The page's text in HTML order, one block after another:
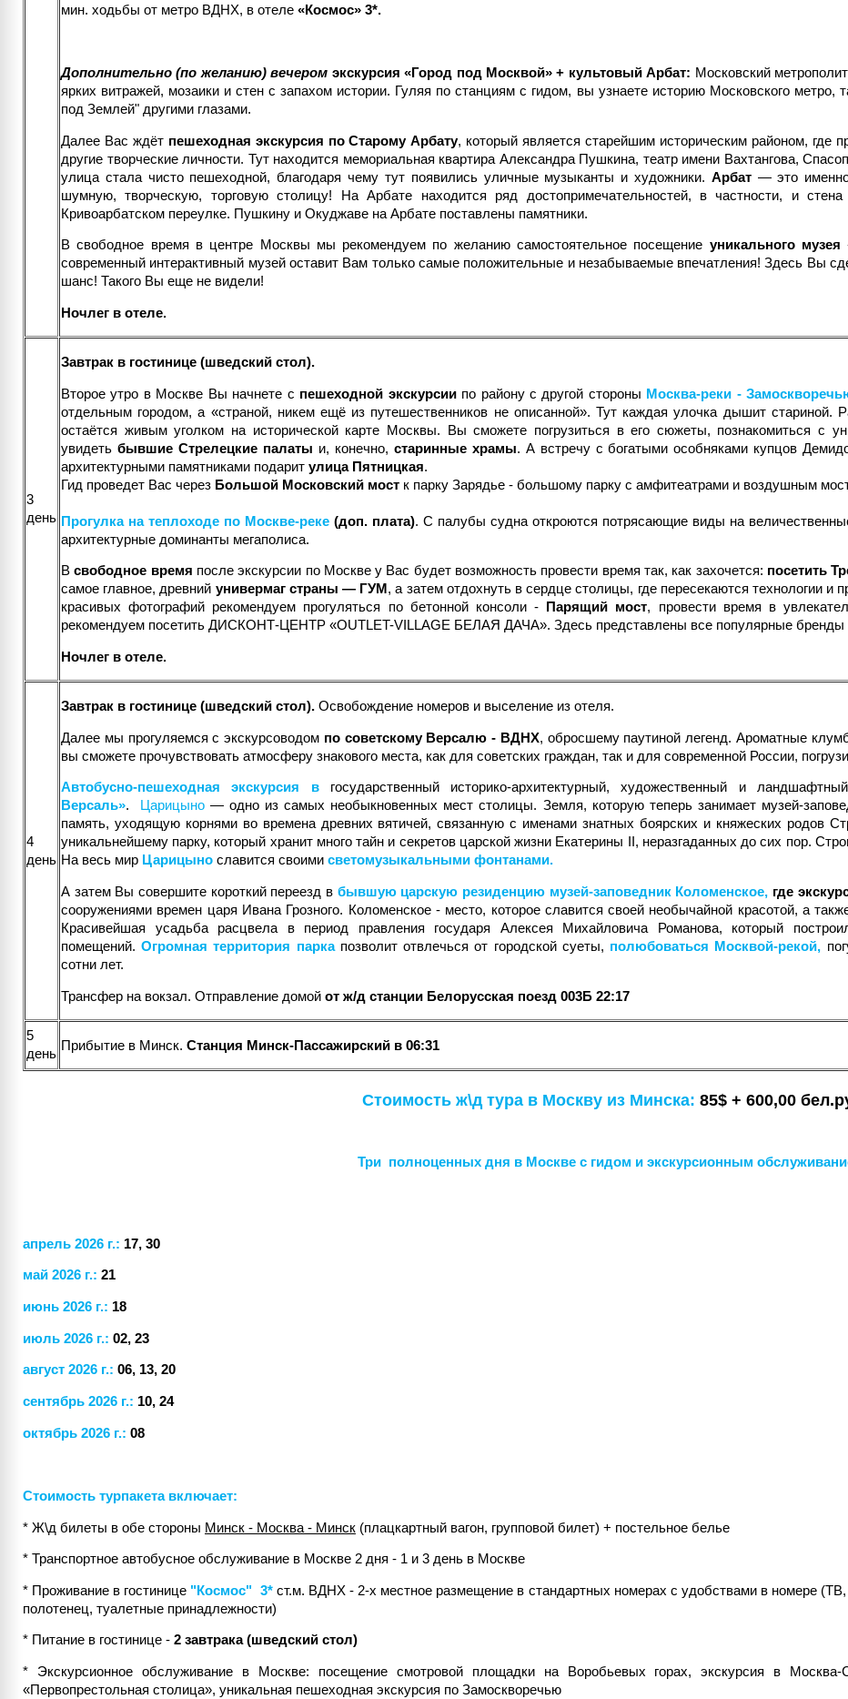
мин. ходьбы от метро ВДНХ, в отеле «Космос» 3*.
Дополнительно (по желанию) вечером экскурсия «Город под Москвой» + культовый Арбат: Московский
ярких витражей, мозаики и стен с запахом истории. Гуляя по станциям с гидом, вы узнаете историю Московского метро,
под Землей" другими глазами.
Далее Вас ждёт пешеходная экскурсия по Старому Арбату, который является старейшим историческим районом, где
другие творческие личности. Тут находится мемориальная квартира Александра Пушкина, театр имени Вахтангова,
улица стала чисто пешеходной, благодаря чему тут появились уличные музыканты и художники. Арбат— это именно
шумную, творческую, торговую столицу! На Арбате находится ряд достопримечательностей, в частности, и
Кривоарбатском переулке. Пушкину и Окуджаве на Арбате поставлены памятники.
В свободное время в центре Москвы мы рекомендуем по желанию самостоятельное посещение уникального
современный интерактивный музей оставит Вам только самые положительные и незабываемые впечатления! Здесь Вы
шанс! Такого Вы еще не видели!
Ночлег в отеле.
3
день
Завтрак в гостинице (шведский стол).
Второе утро в Москве Вы начнете с пешеходной экскурсиипо району с другой стороны Москва-реки -
отдельным городом, а «страной, никем ещё из путешественников не описанной». Тут каждая улочка дышит стариной.
остаётся живым уголком на исторической карте Москвы. Вы сможете погрузиться в его сюжеты, познакомиться с
увидеть бывшие Стрелецкие палаты и, конечно, старинные храмы. А встречу с богатыми особняками купцов
архитектурными памятниками подарит улица Пятницкая.
Гид проведет Вас через Большой Московский мост к парку Зарядье - большому парку с амфитеатрами и воздушным
Прогулка на теплоходе по Москве-реке (доп. плата). С палубы судна откроются потрясающие виды на
архитектурные доминанты мегаполиса.
Всвободное время после экскурсии по Москве у Вас будет возможность провести время так, как захочется: посетить
самое главное, древний универмаг страны — ГУМ , а затем отдохнуть в сердце столицы, где пересекаются технологии и
красивых фотографий рекомендуем прогуляться по бетонной консоли -
Парящий мост, провести время в
рекомендуем посетить ДИСКОНТ-ЦЕНТР «OUTLET-VILLAGE БЕЛАЯ ДАЧА». Здесь представлены все популярные бренды
Ночлег в отеле.
4
день
Завтрак в гостинице (шведский стол). Освобождение номеров и выселение из отеля.
Далее мы прогуляемся с экскурсоводом по советскому Версалю - ВДНХ, обросшему паутиной легенд. Ароматные
вы сможете прочувствовать атмосферу знакового места, как для советских граждан, так и для современной России,
Автобусно-пешеходная экскурсия в государственный историко-архитектурный, художественный и
Версаль». Царицыно — одно из самых необыкновенных мест столицы. Земля, которую теперь занимает музей-
память, уходящую корнями во времена древних вятичей, связанную с именами знатных боярских и княжеских родов
уникальнейшему парку, который хранит много тайн и секретов царской жизни Екатерины II, неразгаданных до сих пор.
На весь мир Царицыно славится своими светомузыкальными фонтанами.
А затем Вы совершите короткий переезд в бывшую царскую резиденцию музей-заповедник Коломенское, где
сооружениями времен царя Ивана Грозного. Коломенское - место, которое славится своей необычайной красотой, а
Красивейшая усадьба расцвела в период правления государя Алексея Михайловича Романова, который
помещений.Огромная территория парка позволит отвлечься от городской суеты, полюбоваться Москвой-рекой,
сотни лет.
Трансфер на вокзал. Отправление домой от ж/д станции Белорусская поезд 003Б 22:17
5
день
Прибытие в Минск. Станция Минск-Пассажирский в 06:31
Стоимость ж\д тура в Москву из Минска: 85$+ 600,00
Три полноценных дня в Москве с гидом и экскурсионным
апрель 2026 г.: 17, 30
май 2026 г.: 21
июнь 2026 г.: 18
июль 2026 г.: 02, 23
август 2026 г.: 06, 13, 20
сентябрь 2026 г.: 10, 24
октябрь 2026 г.: 08
Стоимость турпакета включает:
* Ж\д билеты в обе стороны Минск - Москва - Минск (плацкартный вагон, групповой билет) + постельное белье
* Транспортное автобусное обслуживание в Москве 2 дня - 1 и 3 день в Москве
* Проживание в гостинице "Космос" 3*ст.м. ВДНХ - 2-х местное размещение в стандартных номерах с удобствами в номере
полотенец, туалетные принадлежности)
* Питание в гостинице - 2 завтрака (шведский стол)
* Экскурсионное обслуживание в Москве: посещение смотровой площадки на Воробьевых горах, экскурсия в
«Первопрестольная столица», уникальная пешеходная экскурсия по Замоскворечью